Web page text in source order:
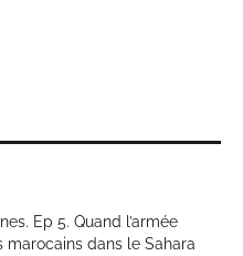
Ep 5. Quand l’armée
dans le Sahara